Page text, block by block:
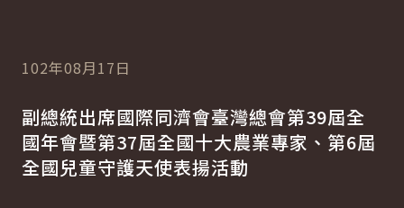
102年08月17日
副總統出席國際同濟會臺灣總會第39屆全
國年會暨第37屆全國十大農業專家、第6屆
全國兒童守護天使表揚活動